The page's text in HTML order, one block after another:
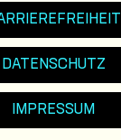
DATENSCHUTZ
IMPRESSUM